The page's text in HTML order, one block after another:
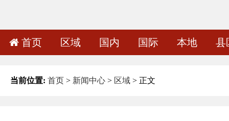
首页 区域 国内 国际 本地 县
当前位置: 首页 > 新闻中心 > 区域 > 正文